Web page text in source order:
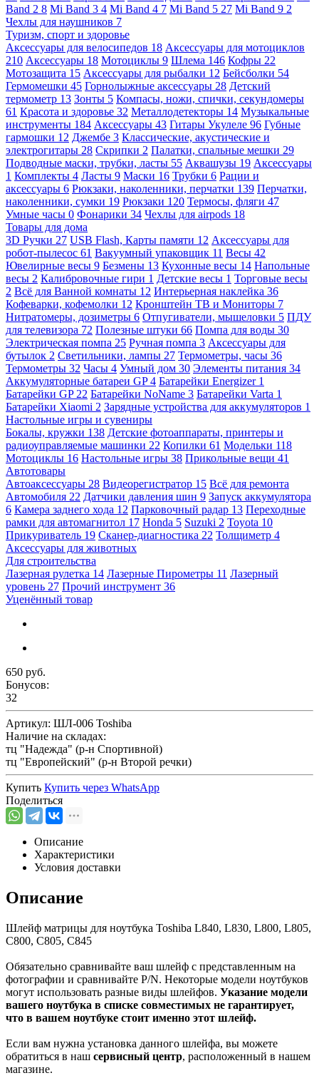
Band 2 8 Mi Band 3 4 Mi Band 4 7 Mi Band 5 27 Mi Band 9 2
Чехлы для наушников 7
Туризм, спорт и здоровье
Аксессуары для велосипедов 18 Аксессуары для мотоциклов
210 Аксессуары 18 Мотоциклы 9 Шлема 146 Кофры 22
Мотозащита 15 Аксессуары для рыбалки 12 Бейсболки 54
Гермомешки 45 Горнолыжные аксессуары 28 Детский
термометр 13 Зонты 5 Компасы, ножи, спички, секундомеры
61 Красота и здоровье 32 Металлодетекторы 14 Музыкальные
инструменты 184 Аксессуары 43 Гитары Укулеле 96 Губные
гармошки 12 Джембе 3 Классические, акустические и
электрогитары 28 Скрипки 2 Палатки, спальные мешки 29
Подводные маски, трубки, ласты 55 Аквашузы 19 Аксессуары
1 Комплекты 4 Ласты 9 Маски 16 Трубки 6 Рации и
аксессуары 6 Рюкзаки, наколенники, перчатки 139 Перчатки,
наколенники, сумки 19 Рюкзаки 120 Термосы, фляги 47
Умные часы 0 Фонарики 34 Чехлы для airpods 18
Товары для дома
3D Ручки 27 USB Flash, Карты памяти 12 Аксессуары для
робот-пылесос 61 Вакуумный упаковщик 11 Весы 42
Ювелирные весы 9 Безмены 13 Кухонные весы 14 Напольные
весы 2 Калибровочные гири 1 Детские весы 1 Торговые весы
2 Всё для Ванной комнаты 12 Интерьерная наклейка 36
Кофеварки, кофемолки 12 Кронштейн ТВ и Мониторы 7
Нитратомеры, дозиметры 6 Отпугиватели, мышеловки 5 ПДУ
для телевизора 72 Полезные штуки 66 Помпа для воды 30
Электрическая помпа 25 Ручная помпа 3 Аксессуары для
бутылок 2 Светильники, лампы 27 Термометры, часы 36
Термометры 32 Часы 4 Умный дом 30 Элементы питания 34
Аккумуляторные батареи GP4 Батарейки Energizer 1
Батарейки GP 22 Батарейки NoName 3 Батарейки Varta 1
Батарейки Xiaomi 2 Зарядные устройства для аккумуляторов 1
Настольные игры и сувениры
Бокалы, кружки 138 Детские фотоаппараты, принтеры и
радиоуправляемые машинки 22 Копилки 61 Модельки 118
Мотоциклы 16 Настольные игры 38 Прикольные вещи 41
Автотовары
Автоаксессуары 28 Видеорегистратор 15 Всё для ремонта
Автомобиля 22 Датчики давления шин 9 Запуск аккумулятора
6 Камера заднего хода 12 Парковочный радар 13 Переходные
рамки для автомагнитол 17 Honda 5 Suzuki 2 Toyota 10
Прикуриватель 19 Сканер-диагностика 22 Толщиметр 4
Аксессуары для животных
Для строительства
Лазерная рулетка 14 Лазерные Пирометры 11 Лазерный
уровень 27 Прочий инструмент 36
Уценённый товар
650 руб.
Бонусов:
32
Артикул: ШЛ-006 Toshiba
Наличие на складах:
тц "Надежда" (р-н Спортивной)
тц "Европейский" (р-н Второй речки)
Купить Купить через WhatsApp
Поделиться
Описание
Характеристики
Условия доставки
Описание
Шлейф матрицы для ноутбука Toshiba L840, L830, L800, L805,
C800, C805, C845
Обязательно сравнивайте ваш шлейф с представленным на
фотографии и сравнивайте P/N. Некоторые модели ноутбуков
могут использовать разные виды шлейфов. Указание модели
вашего ноутбука в списке совместимых не гарантирует,
что в вашем ноутбуке стоит именно этот шлейф.
Если вам нужна установка данного шлейфа, вы можете
обратиться в наш сервисный центр, расположенный в нашем
магазине.